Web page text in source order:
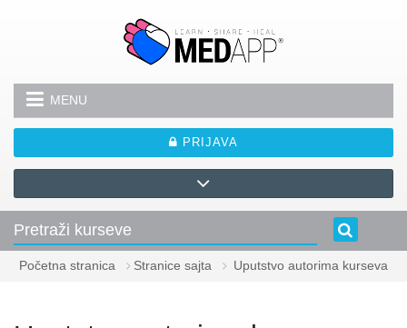
MENU
PRIJAVA
Početna stranica Stranice sajta Uputstvo autorima kurseva